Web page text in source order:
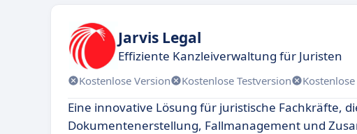
Jarvis Legal
Effiziente Kanzleiverwaltung für Juristen
Kostenlose Version Kostenlose Testversion
Eine innovative Lösung für juristische Fachkräfte,
Dokumentenerstellung, Fallmanagement und